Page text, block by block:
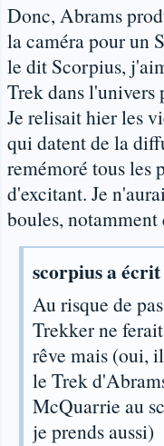
Donc, Abrams
la caméra pour un
le dit Scorpius,
Trek dans l'univers
Je relisait hier les
qui datent de la
remémoré tous les
d'excitant. Je
boules,
scorpius a
Au risque de
Trekker ne
rêve mais (oui,
le Trek
McQuarrie au
je prends aussi)